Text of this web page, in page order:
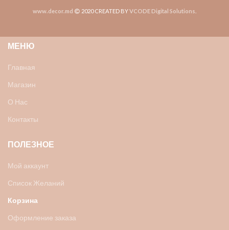
www.decor.md 2020 CREATED BYVCODE Digital Solutions
МЕНЮ
Главная
Магазин
О Нас
Контакты
ПОЛЕЗНОЕ
Мой аккаунт
Список Желаний
Корзина
Оформление заказа